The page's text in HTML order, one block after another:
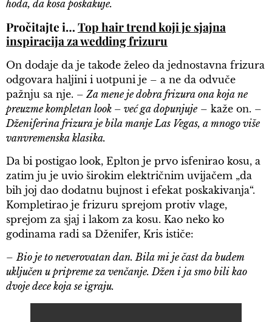
hoda, da kosa poskakuje.
Pročitajte i…Top hair trend koji je sjajna
inspiracija za wedding frizuru
On dodaje da je takođe želeo da jednostavna frizura
odgovara haljini i uotpuni je – a ne da odvuče
pažnju sa nje. – Za mene je dobra frizura ona koja ne
preuzme kompletan look – već ga dopunjuje – kaže on. –
Dženiferina frizura je bila manje Las Vegas, a mnogo više
vanvremenska klasika.
Da bi postigao look, Eplton je prvo isfenirao kosu, a
zatim ju je uvio širokim električnim uvijačem „da
bih joj dao dodatnu bujnost i efekat poskakivanja“.
Kompletirao je frizuru sprejom protiv vlage,
sprejom za sjaj i lakom za kosu. Kao neko ko
godinama radi sa Dženifer, Kris ističe:
–Bio je to neverovatan dan. Bila mi je čast da budem
uključen u pripreme za venčanje. Džen i ja smo bili kao
dvoje dece koja se igraju.